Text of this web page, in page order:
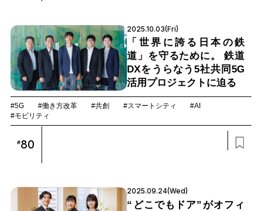
2025.10.03(Fri)
「世界に誇る日本の鉄
道」を守るために。 鉄道
DXをうらなう5社共同5G
活用プロジェクトに迫る
#5G #働き方改革 #共創 #スマートシティ
#AI
#モビリティ
#80
2025.09.24(Wed)
“どこでもドア”がオフィ